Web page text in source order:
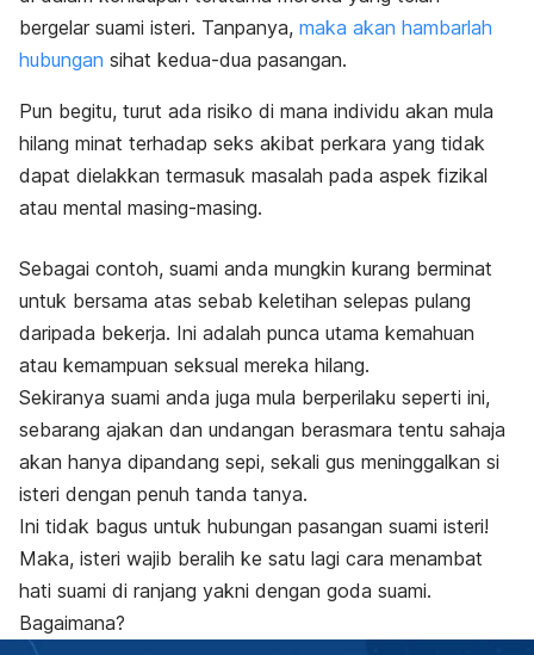
bergelar suami isteri. Tanpanya, maka akan hambarlah
hubungan sihat kedua-dua pasangan.
Pun begitu, turut ada risiko di mana individu akan mula
hilang minat terhadap seks akibat perkara yang tidak
dapat dielakkan termasuk masalah pada aspek fizikal
atau mental masing-masing.
Sebagai contoh, suami anda mungkin kurang berminat
untuk bersama atas sebab keletihan selepas pulang
daripada bekerja. Ini adalah punca utama kemahuan
atau kemampuan seksual mereka hilang.
Sekiranya suami anda juga mula berperilaku seperti ini,
sebarang ajakan dan undangan berasmara tentu sahaja
akan hanya dipandang sepi, sekali gus meninggalkan si
isteri dengan penuh tanda tanya.
Ini tidak bagus untuk hubungan pasangan suami isteri!
Maka, isteri wajib beralih ke satu lagi cara menambat
hati suami di ranjang yakni dengan goda suami.
Bagaimana?